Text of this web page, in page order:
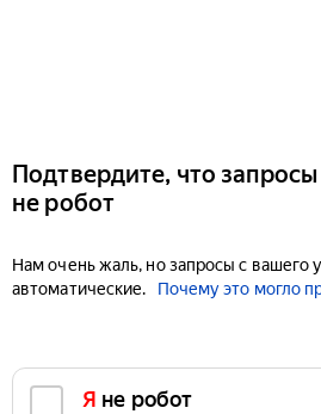
Подтвердите, что
не робот
Нам очень жаль, но запросы с вашего
автоматические.
Почему это могло
Я не робот